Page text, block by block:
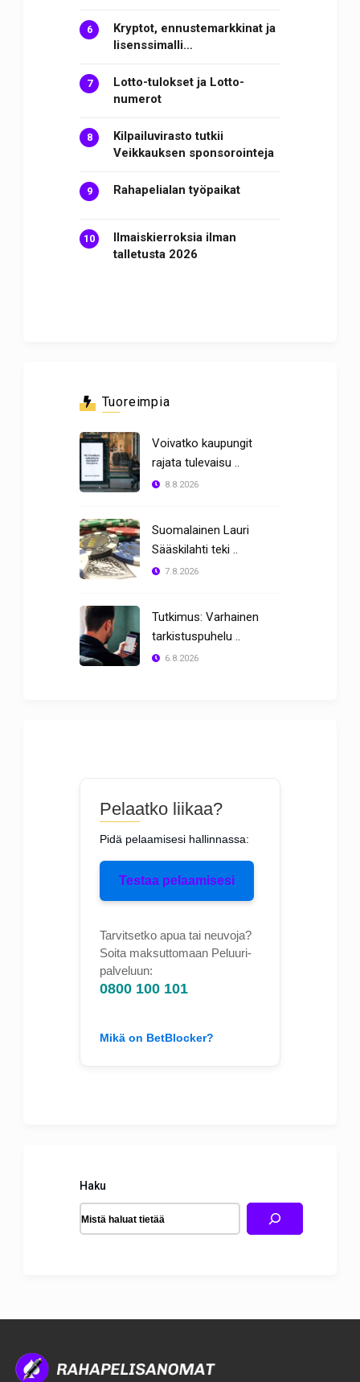
Kryptot, ennustemarkkinat ja
lisenssimalli…
Lotto-tulokset ja Lotto-
numerot
Kilpailuvirasto tutkii
Veikkauksen sponsorointeja
Rahapelialan työpaikat
Ilmaiskierroksia ilman
talletusta 2026
Tuoreimpia
Voivatko kaupungit
rajata tulevaisu ..
8.8.2026
Suomalainen Lauri
Sääskilahti teki ..
7.8.2026
Tutkimus: Varhainen
tarkistuspuhelu ..
6.8.2026
Pelaatko liikaa?
Pidä pelaamisesi hallinnassa:
Testaa pelaamisesi
Tarvitsetko apua tai neuvoja?
Soita maksuttomaan Peluuri-
palveluun:
0800 100 101
Mikä on BetBlocker?
Haku